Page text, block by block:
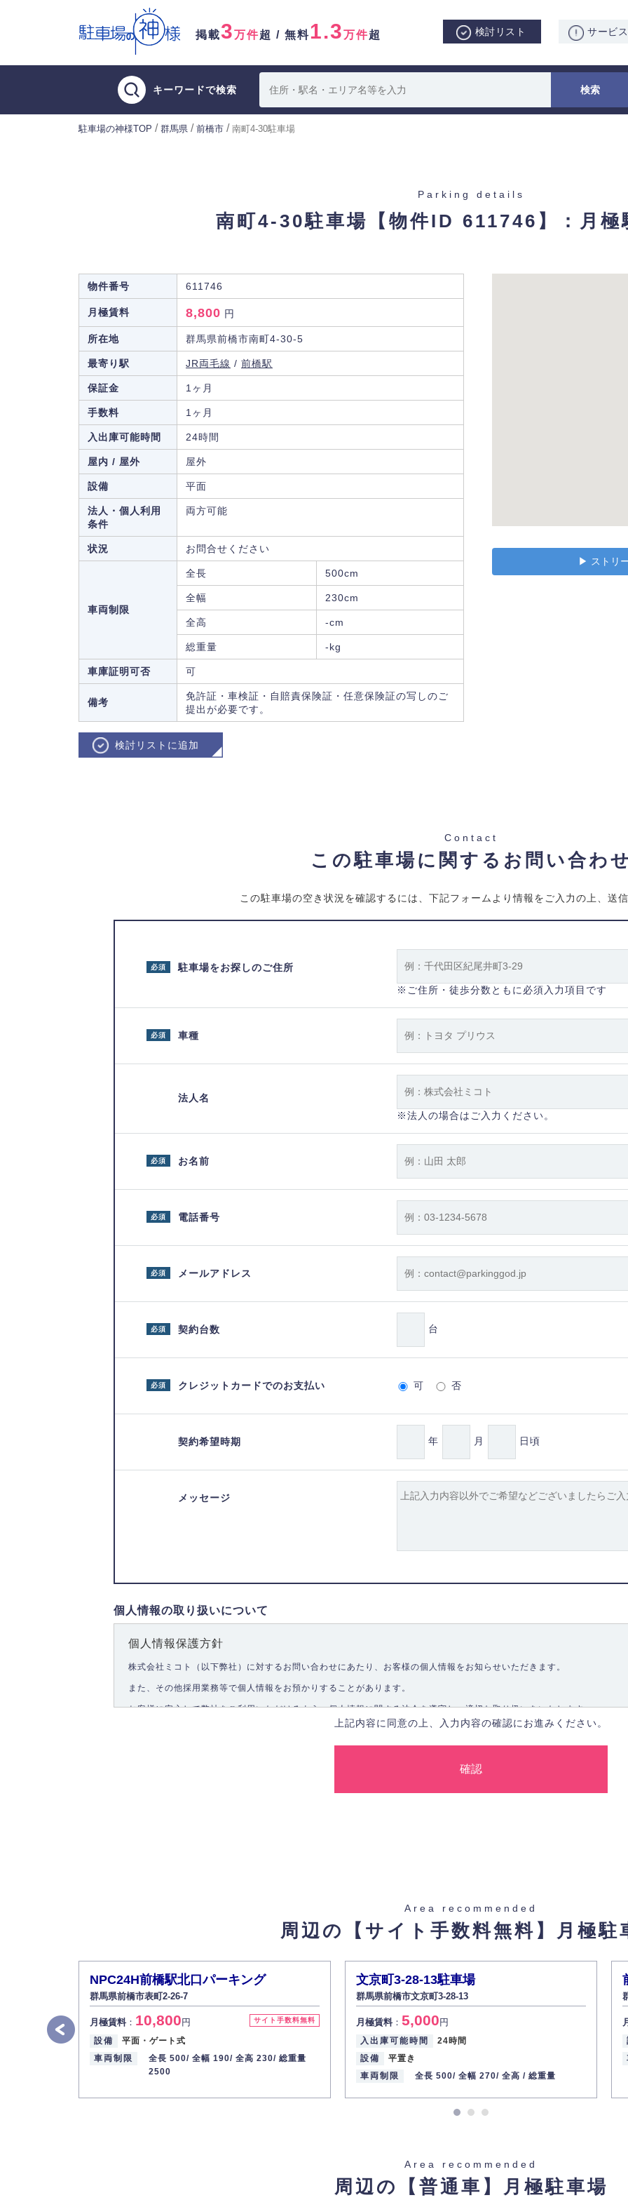
掲載3万件超 / 無料1.3万件超 検討リスト サービ
キーワードで検索
駐車場の神様TOP / 群馬県 / 前橋市 / 南町4-30駐車場
Parking details
南町4-30駐車場 【物件ID 611746】：月極
物件番号 611746
月極賃料 8,800 円
所在地 群馬県前橋市南町4-30-5
最寄り駅 JR両毛線 / 前橋駅
保証金 1ヶ月
手数料 1ヶ月
入出庫可能時間 24時間
屋内 / 屋外 屋外
設備 平面
法人・個人利用
条件
両方可能
状況 お問合せください
車両制限
全長 500cm
全幅 230cm
全高 -cm
総重量 -kg
車庫証明可否 可
備考
免許証・車検証・自賠責保険証・任意保険証の写しのご
提出が必要です。
検討リストに追加
▶︎ ストリ
Contact
この駐車場に関するお問い合わせ
この駐車場の空き状況を確認するには、下記フォームより情報をご入力の上、送信
駐車場をお探しのご住所
必須
※ご住所・徒歩分数ともに必須入力項目です
車種
必須
法人名
※法人の場合はご入力ください。
お名前
必須
電話番号
必須
メールアドレス
必須
契約台数
必須 台
クレジットカードでのお支払い
必須 可 否
契約希望時期 年 月 日頃
メッセージ
個人情報の取り扱いについて
個人情報保護方針
株式会社ミコト（以下弊社）に対するお問い合わせにあたり、お客様の個人情報をお知らせいただきます。
また、その他採用業務等で個人情報をお預かりすることがあります。
お客様に安心して弊社をご利用いただけるよう、個人情報に関する法令を遵守し、適切な取り扱いをいたします。
弊社は、お客様に対して偽りや不正な方法を取ることなく、適正に個人情報を取得いたします。
法的義務など正当な理由に基づく要請があった場合を除き、お客様の個人情報をご本人の同意なく第三者に提供いたしませ
お客様ご本人から自己の個人情報開示の請求があった場合、すみやかに開示いたします（ご本人であることが確認できな
また、個人情報の内容に誤りがあり、ご本人から訂正・追加・削除の請求がある場合は適切に対応いたします。
6.個人情報管理の社内教育
弊社社員全員が、個人情報の取り扱いについての重要性を理解し、より適切に管理するよう社内教育を実施してまいりま
株式会社ミコト
代表取締役社長 野口 幸男
上記内容に同意の上、入力内容の確認にお進みください。
Area recommended
周辺の【サイト手数料無料】 月極駐
NPC24H前橋駅北口パーキング
群馬県前橋市表町2-26-7
サイト手数料無料
月極賃料： 10,800円
設備
平面・ゲート式
車両制限
全長 500/ 全幅 190/ 全高 230/ 総重量
2500
文京町3-28-13駐車場
群馬県前橋市文京町3-28-13
月極賃料： 5,000円
入出庫可能時間
24時間
設備
平置き
車両制限
全長 500/ 全幅 270/ 全高 / 総重量
Area recommended
周辺の【普通車】 月極駐車場